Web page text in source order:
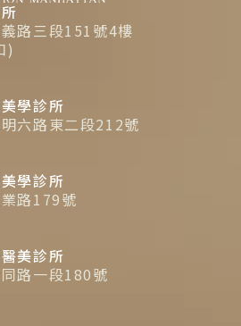
路三段151號4樓
)
學診所
六路東二段212號
學診所
路179號
美診所
路一段180號